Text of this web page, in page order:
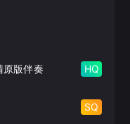
原版伴奏 HQ
SQ